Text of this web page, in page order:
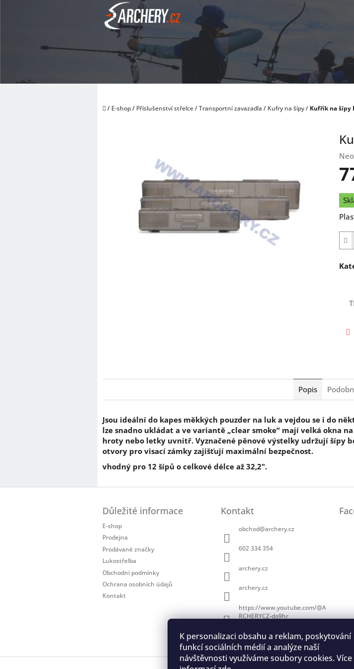
K personalizaci obsahu a reklam, poskytování
funkcí sociálních médií a analýze naší
návštěvnosti využíváme soubory cookies. Více
Domů
/ E-shop/ Příslušenství střelce/Transportní zavazadla / Kufry na šípy/ Kufřík na šípy
0,0
z
5
Popis
Jsou ideální do kapes měkkých pouzder na luk a vejdou se i do
lze snadno ukládat a ve variantě „clear smoke“ mají velká okna
hroty nebo letky uvnitř. Vyznačené pěnové výstelky udržují šípy
otvory pro visací zámky zajišťují maximální bezpečnost.
vhodný pro 12 šípů o celkové délce až 32,2".
Důležité informace
E-shop
Prodejna
Prodávané značky
Lukostřelba
Obchodní podmínky
Ochrana osobních údajů
Kontakt
Kontakt
obchod@archery.cz
602 334 354
archery.cz
archery.cz
https://www.youtube.com/@A
RCHERYCZ-do9hr